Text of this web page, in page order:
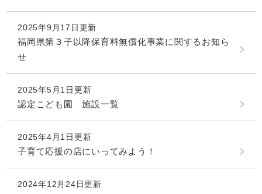
2025年9月17日更新
福岡県第３子以降保育料無償化事業に関するお知ら
せ
2025年5月1日更新
認定こども園 施設一覧
2025年4月1日更新
子育て応援の店にいってみよう！
2024年12月24日更新